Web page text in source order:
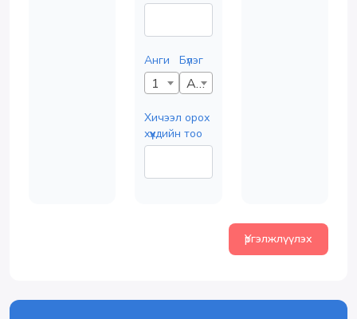
Анги
1
Бүлэг
А
Хичээл орох
хүүхдийн тоо
Үргэлжлүүлэх